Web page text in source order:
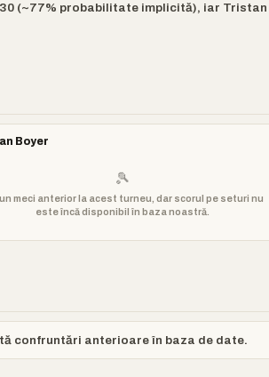
(~77% probabilitate implicită), iar Tristan
Boyer
🎾
meci anterior la acest turneu, dar scorul pe seturi nu
este încă disponibil în baza noastră.
confruntări anterioare în baza de date.